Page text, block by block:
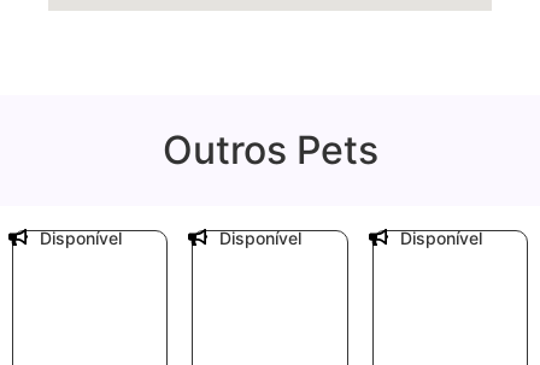
Outros Pets
Disponível Disponível Disponível